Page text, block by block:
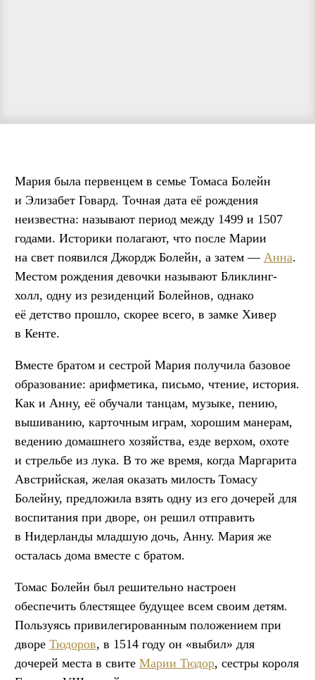
Мария была первенцем в семье Томаса Болейн
и Элизабет Говард. Точная дата её рождения
неизвестна: называют период между 1499 и 1507
годами. Историки полагают, что после Марии
на свет появился Джордж Болейн, а затем — Анна.
Местом рождения девочки называют Бликлинг-
холл, одну из резиденций Болейнов, однако
её детство прошло, скорее всего, в замке Хивер
в Кенте.
Вместе братом и сестрой Мария получила базовое
образование: арифметика, письмо, чтение, история.
Как и Анну, её обучали танцам, музыке, пению,
вышиванию, карточным играм, хорошим манерам,
ведению домашнего хозяйства, езде верхом, охоте
и стрельбе из лука. В то же время, когда Маргарита
Австрийская, желая оказать милость Томасу
Болейну, предложила взять одну из его дочерей для
воспитания при дворе, он решил отправить
в Нидерланды младшую дочь, Анну. Мария же
осталась дома вместе с братом.
Томас Болейн был решительно настроен
обеспечить блестящее будущее всем своим детям.
Пользуясь привилегированным положением при
дворе Тюдоров, в 1514 году он «выбил» для
дочерей места в свите Марии Тюдор, сестры короля